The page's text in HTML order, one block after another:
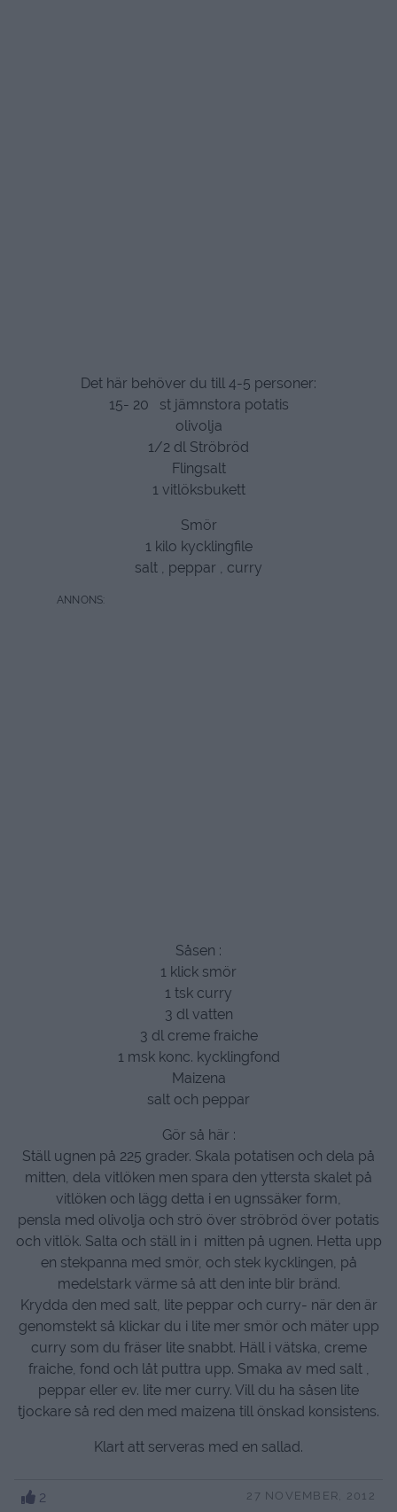
Det här behöver du till 4-5 personer:
15- 20 st jämnstora potatis
olivolja
1/2 dl Ströbröd
Flingsalt
1 vitlöksbukett
Smör
1 kilo kycklingfile
salt , peppar , curry
Såsen :
1 klick smör
1 tsk curry
3 dl vatten
3 dl creme fraiche
1 msk konc. kycklingfond
Maizena
salt och peppar
Gör så här :
Ställ ugnen på 225 grader. Skala potatisen och dela på
mitten, dela vitlöken men spara den yttersta skalet på
vitlöken och lägg detta i en ugnssäker form,
pensla med olivolja och strö över ströbröd över potatis
och vitlök. Salta och ställ in i mitten på ugnen. Hetta upp
en stekpanna med smör, och stek kycklingen, på
medelstark värme så att den inte blir bränd.
Krydda den med salt, lite peppar och curry- när den är
genomstekt så klickar du i lite mer smör och mäter upp
curry som du fräser lite snabbt. Häll i vätska, creme
fraiche, fond och låt puttra upp. Smaka av med salt ,
peppar eller ev. lite mer curry. Vill du ha såsen lite
tjockare så red den med maizena till önskad konsistens.
Klart att serveras med en sallad.
2 27 NOVEMBER, 2012